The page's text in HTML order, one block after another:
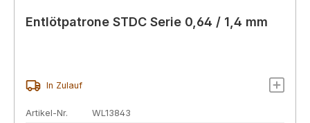
Entlötpatrone STDC Serie 0,64 / 1,4 mm
In Zulauf
Artikel-Nr.
WL13843